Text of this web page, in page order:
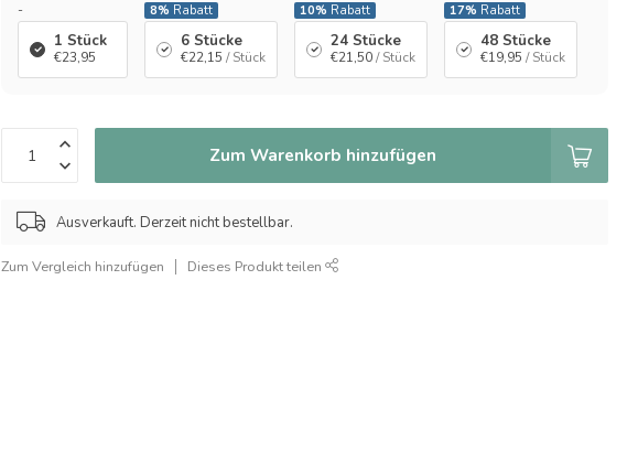
-
1 Stück
€23,95
8% Rabatt
6 Stücke
€22,15 / Stück
10% Rabatt
24 Stücke
€21,50/ Stück
17% Rabatt
48 Stücke
€19,95 / Stück
Zum Warenkorb hinzufügen
Ausverkauft. Derzeit nicht bestellbar.
Zum Vergleich hinzufügen Dieses Produkt teilen